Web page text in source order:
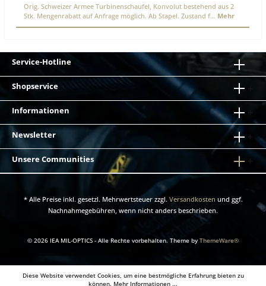
Orig. Schweizer Armee Turbinenschaufel, Konvolut bestehend aus 2
Stk. Mengenrabatt auf Anfrage möglich. Ab Stapel. Zustand f… Mehr
Service-Hotline
Shopservice
Informationen
Newsletter
Unsere Communities
* Alle Preise inkl. gesetzl. Mehrwertsteuer zzgl. Versandkosten und ggf.
Nachnahmegebühren, wenn nicht anders beschrieben.
© 2026 IEA MIL-OPTICS - Alle Rechte vorbehalten. Theme by ThemeWare®
Diese Website verwendet Cookies, um eine bestmögliche Erfahrung bieten zu
können. Mehr Informationen ...